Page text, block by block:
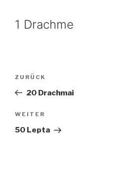
1 Drachme
Beitrags-
Vorheriger
Beitrag
ZURÜCK
20 Drachmai
Nächster
Beitrag
WEITER
50 Lepta